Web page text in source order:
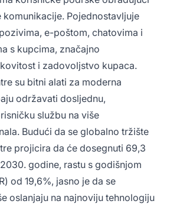
kroz značajke kao što su
poziva, interaktivni
(IVR), snimanje poziva,
Pojednostavljuje
e-poštom, chatovima i
s kupcima, značajno
i zadovoljstvo kupaca.
su bitni alati za moderna
održavati dosljednu,
službu na više
Budući da se globalno tržište
projicira da će dosegnuti 69,3
godine, rastu s godišnjom
od 19,6%, jasno je da se
oslanjaju na najnoviju tehnologiju